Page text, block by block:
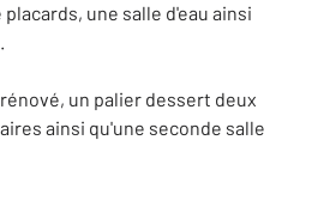
une salle d'eau ainsi
un palier dessert deux
ainsi qu'une seconde salle